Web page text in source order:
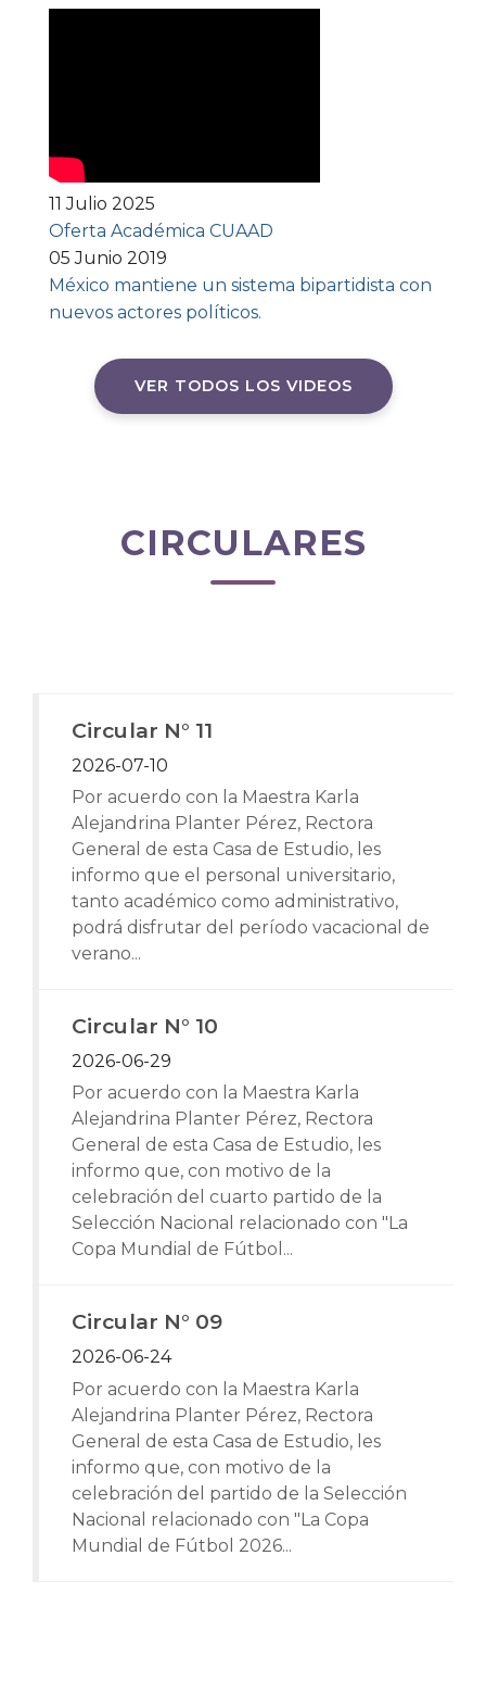
11 Julio 2025
Oferta Académica CUAAD
05 Junio 2019
México mantiene un sistema bipartidista con
nuevos actores políticos.
VER TODOS LOS VIDEOS
CIRCULARES
Circular N° 11
2026-07-10
Por acuerdo con la Maestra Karla
Alejandrina Planter Pérez, Rectora
General de esta Casa de Estudio, les
informo que el personal universitario,
tanto académico como administrativo,
podrá disfrutar del período vacacional de
verano...
Circular N° 10
2026-06-29
Por acuerdo con la Maestra Karla
Alejandrina Planter Pérez, Rectora
General de esta Casa de Estudio, les
informo que, con motivo de la
celebración del cuarto partido de la
Selección Nacional relacionado con "La
Copa Mundial de Fútbol...
Circular N° 09
2026-06-24
Por acuerdo con la Maestra Karla
Alejandrina Planter Pérez, Rectora
General de esta Casa de Estudio, les
informo que, con motivo de la
celebración del partido de la Selección
Nacional relacionado con "La Copa
Mundial de Fútbol 2026...